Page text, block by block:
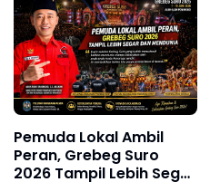
Pemuda Lokal Ambil
Peran, Grebeg Suro
2026 Tampil Lebih Segar